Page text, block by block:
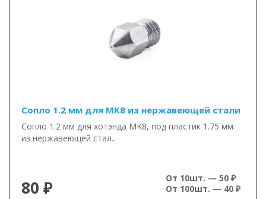
Сопло 1.2 мм для MK8 из нержавеющей стали
Сопло 1.2 мм для хотэнда MK8, под пластик 1.75 мм.
из нержавеющей стал..
80 ₽
От 10шт. — 50 ₽
От 100шт. — 40 ₽